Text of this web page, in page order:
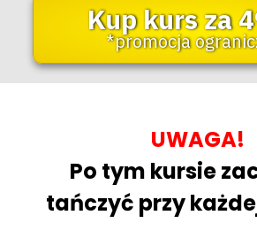
Kup kurs za
*promocja
UWAGA!
Po tym kursie
tańczyć przy